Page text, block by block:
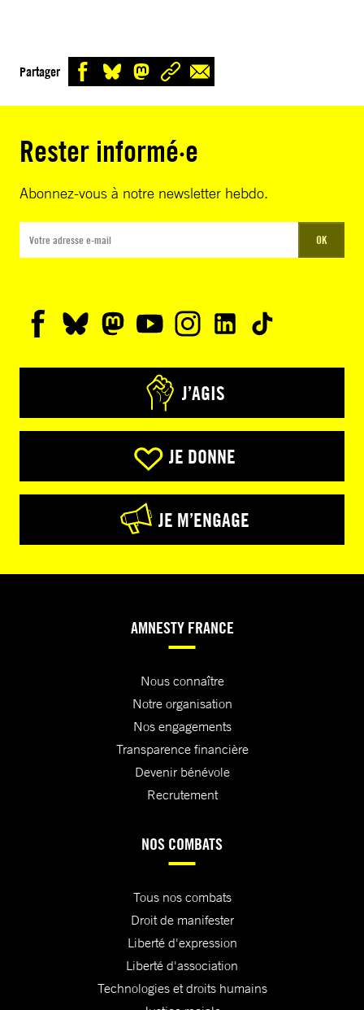
Partager
Rester informé·e
Abonnez-vous à notre newsletter hebdo.
OK
J’AGIS
JE DONNE
JE M’ENGAGE
AMNESTY FRANCE
Nous connaître
Notre organisation
Nos engagements
Transparence financière
Devenir bénévole
Recrutement
NOS COMBATS
Tous nos combats
Droit de manifester
Liberté d'expression
Liberté d'association
Technologies et droits humains